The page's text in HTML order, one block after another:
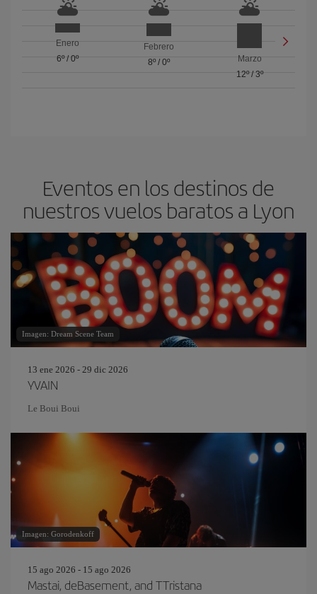
Enero
6º/ 0º
Febrero
8º/ 0º
Marzo
12º/ 3º
Eventos en los destinos de
nuestros vuelos baratos a Lyon
Imagen: Dream Scene Team
13 ene 2026 - 29 dic 2026
YVAIN
Le Boui Boui
Imagen: Gorodenkoff
15 ago 2026 - 15 ago 2026
Mastai, deBasement, and TTristana